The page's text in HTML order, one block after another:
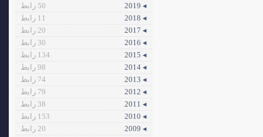
◂ 2019
50 رابط
◂ 2018
11 رابط
◂ 2017
20 رابط
◂ 2016
30 رابط
◂ 2015
134 رابط
◂ 2014
98 رابط
◂ 2013
74 رابط
◂ 2012
79 رابط
◂ 2011
38 رابط
◂ 2010
153 رابط
◂ 2009
20 رابط